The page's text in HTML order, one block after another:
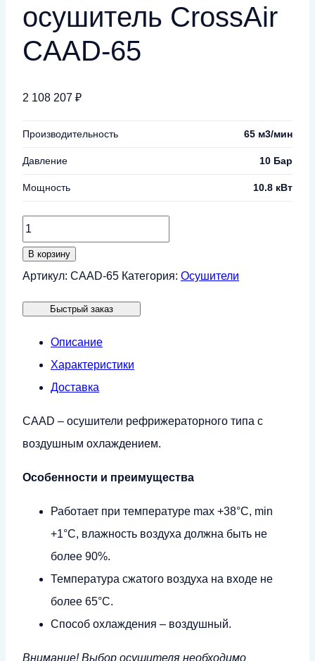
осушитель CrossAir
CAAD-65
2 108 207 ₽
Производительность 65 м3/мин
Давление 10 Бар
Мощность 10.8 кВт
Количество
товара
Рефрежераторный
CrossAir
CAAD-
В корзину
Артикул: CAAD-65 Категория: Осушители
Быстрый заказ
Описание
Характеристики
Доставка
CAAD – осушители рефрижераторного типа с
воздушным охлаждением.
Особенности и преимущества
Работает при температуре mах +38°С, min
+1°С, влажность воздуха должна быть не
более 90%.
Температура сжатого воздуха на входе не
более 65°С.
Способ охлаждения – воздушный.
Внимание! Выбор осушителя необходимо